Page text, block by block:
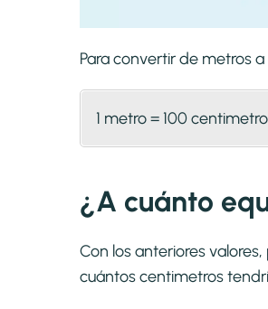
Para convertir de metros
1 metro = 100
¿A cuánto
Con los anteriores
cuántos centimetros